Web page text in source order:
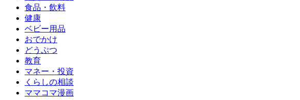
食品・飲料
健康
ベビー用品
おでかけ
どうぶつ
教育
マネー・投資
くらしの相談
ママコマ漫画